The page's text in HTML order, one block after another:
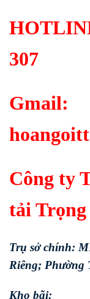
307
Gmail:
Công ty
tải Trọng
Trụ sở chính:
Riêng; Phường
Kho bãi: